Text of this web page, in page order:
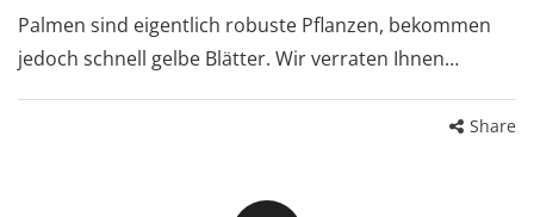
Palmen sind eigentlich robuste Pflanzen, bekommen
jedoch schnell gelbe Blätter. Wir verraten Ihnen…
Share